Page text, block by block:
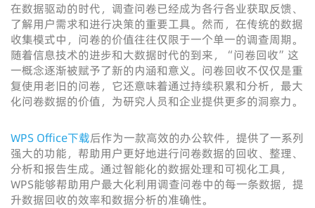
在数据驱动的时代，调查问卷已经成为各行各业获取反馈、
了解用户需求和进行决策的重要工具。然而，在传统的数据
收集模式中，问卷的价值往往仅限于一个单一的调查周期。
随着信息技术的进步和大数据时代的到来，“问卷回收”这
一概念逐渐被赋予了新的内涵和意义。问卷回收不仅仅是重
复使用老旧的问卷，它还意味着通过持续积累和分析，最大
化问卷数据的价值，为研究人员和企业提供更多的洞察力。
WPS Office下载后作为一款高效的办公软件，提供了一系列
强大的功能，帮助用户更好地进行问卷数据的回收、整理、
分析和报告生成。通过智能化的数据处理和可视化工具，
WPS能够帮助用户最大化利用调查问卷中的每一条数据，提
升数据回收的效率和数据分析的准确性。